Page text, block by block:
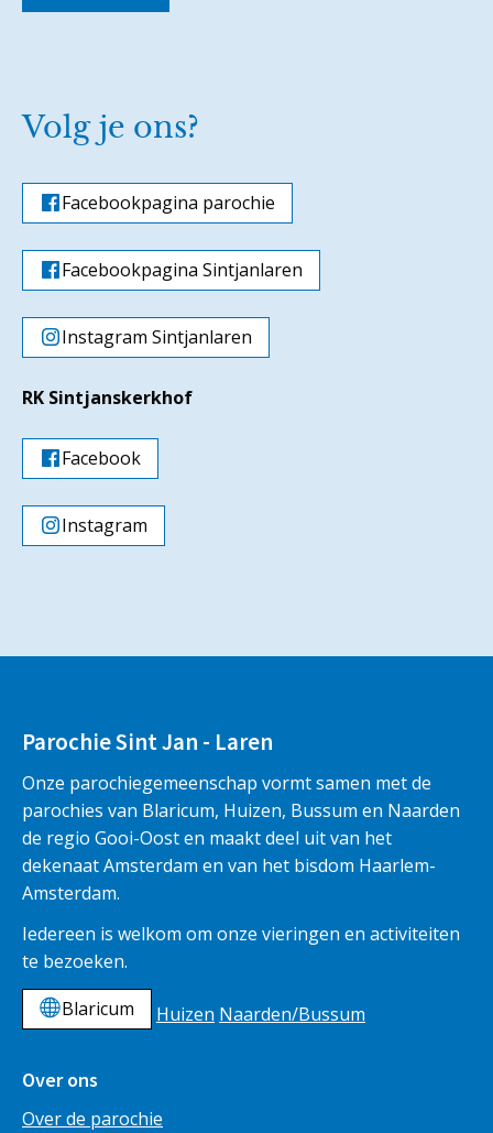
Volg je ons?
Facebookpagina parochie
Facebookpagina Sintjanlaren
Instagram Sintjanlaren
RK Sintjanskerkhof
Facebook
Instagram
Parochie Sint Jan - Laren
Onze parochiegemeenschap vormt samen met de
parochies van Blaricum, Huizen, Bussum en Naarden
de regio Gooi-Oost en maakt deel uit van het
dekenaat Amsterdam en van het bisdom Haarlem-
Amsterdam.
Iedereen is welkom om onze vieringen en activiteiten
te bezoeken.
Blaricum
Huizen Naarden/Bussum
Over ons
Over de parochie